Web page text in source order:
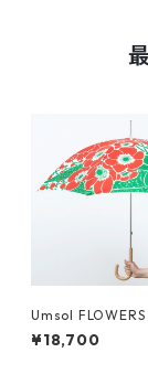
Umsol FLOWERS
¥18,700